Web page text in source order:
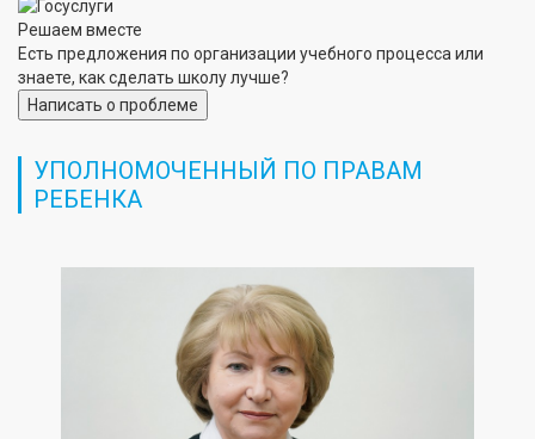
Решаем вместе
Есть предложения по организации учебного процесса или
знаете, как сделать школу лучше?
Написать о проблеме
УПОЛНОМОЧЕННЫЙ ПО ПРАВАМ
РЕБЕНКА